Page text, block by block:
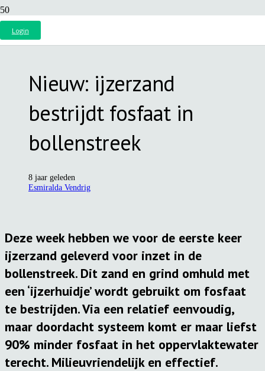
Login
Nieuw: ijzerzand
bestrijdt fosfaat in
bollenstreek
8 jaar geleden
Esmiralda Vendrig
Deze week hebben we voor de eerste keer
ijzerzand geleverd voor inzet in de
bollenstreek. Dit zand en grind omhuld met
een ‘ijzerhuidje’ wordt gebruikt om fosfaat
te bestrijden. Via een relatief eenvoudig,
maar doordacht systeem komt er maar liefst
90% minder fosfaat in het oppervlaktewater
terecht. Milieuvriendelijk en effectief.